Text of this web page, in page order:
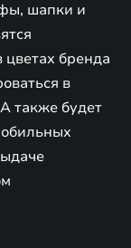
шапки и
бренда
в
также будет